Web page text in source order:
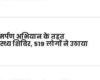
अभियान के तहत
शिविर, 519 लोगों ने उठाया